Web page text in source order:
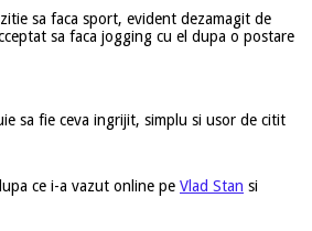
sa faca sport, evident dezamagit de
sa faca jogging cu el dupa o postare
sa fie ceva ingrijit, simplu si usor de citit
ce i-a vazut online pe Vlad Stan si